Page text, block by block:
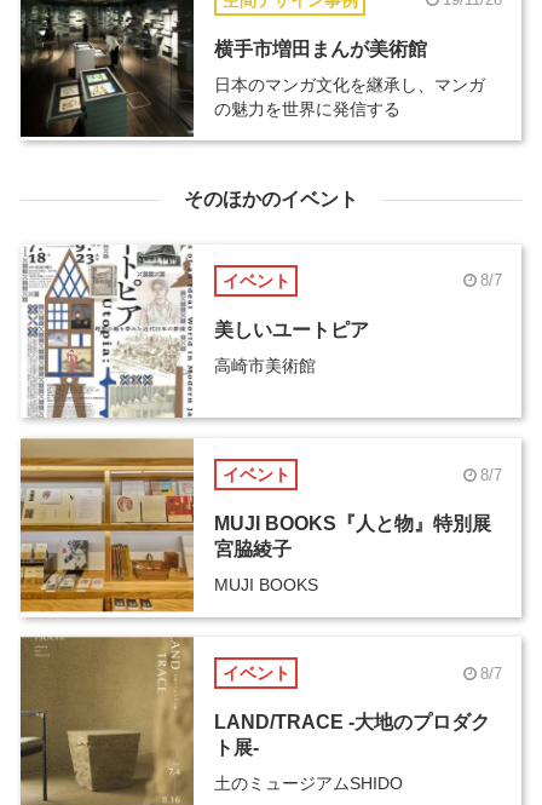
横手市増田まんが美術館
日本のマンガ文化を継承し、マンガ
の魅力を世界に発信する
そのほかのイベント
イベント 8/7
美しいユートピア
高崎市美術館
イベント 8/7
MUJI BOOKS『人と物』特別展
宮脇綾子
MUJI BOOKS
イベント 8/7
LAND/TRACE -大地のプロダク
ト展-
土のミュージアムSHIDO